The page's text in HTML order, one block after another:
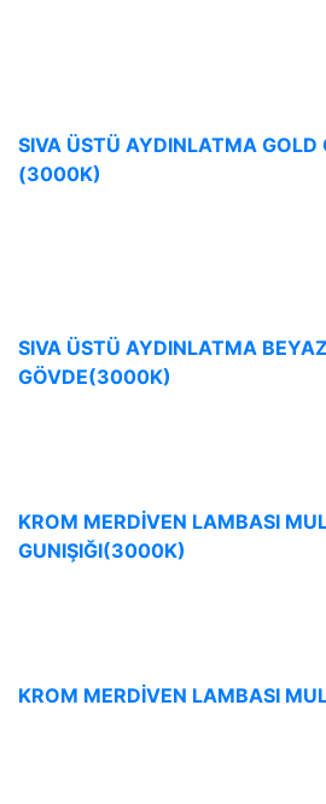
SIVA ÜSTÜ AYDINLATMA GOLD
(3000K)
SIVA ÜSTÜ AYDINLATMA BEYAZ
GÖVDE(3000K)
KROM MERDİVEN LAMBASI
GUNIŞIĞI(3000K)
KROM MERDİVEN LAMBASI